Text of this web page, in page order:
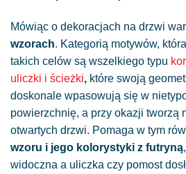
Mówiąc o dekoracjach na drzwi
wzorach. Kategorią motywów,
takich celów są wszelkiego typu
uliczki i ścieżki, które swoją
doskonale wpasowują się w
powierzchnię, a przy okazji tworzą
otwartych drzwi. Pomaga w tym
wzoru i jego kolorystyki z futryną
widoczna a uliczka czy pomost